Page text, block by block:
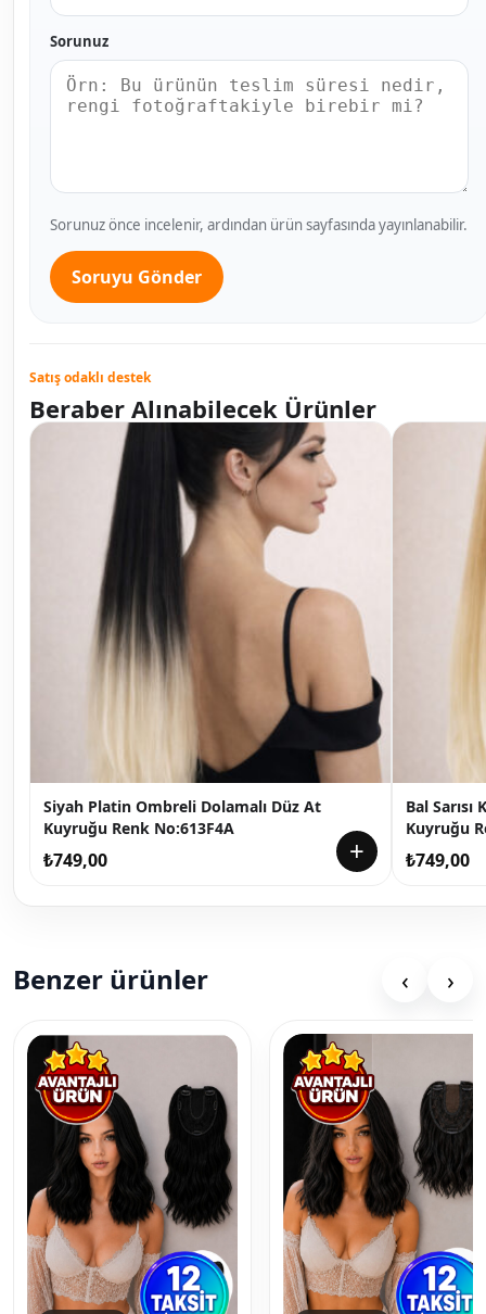
Sorunuz
Sorunuz önce incelenir, ardından ürün sayfasında yayınlanabilir.
Soruyu Gönder
Satış odaklı destek
Beraber Alınabilecek Ürünler
Siyah Platin Ombreli Dolamalı Düz At
Kuyruğu Renk No:613F4A
₺749,00 +
Bal
Kuyruğu
₺749,00
Benzer ürünler ‹ ›